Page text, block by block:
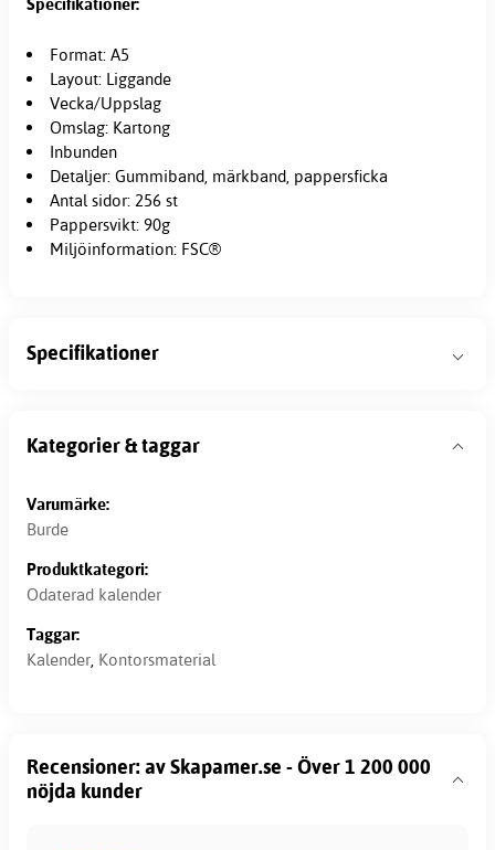
Format: A5
Layout: Liggande
Vecka/Uppslag
Omslag: Kartong
Inbunden
Detaljer: Gummiband, märkband, pappersficka
Antal sidor: 256 st
Pappersvikt: 90g
Miljöinformation: FSC®
Specifikationer
Kategorier & taggar
Varumärke:
Burde
Produktkategori:
Odaterad kalender
Taggar:
Kalender, Kontorsmaterial
Recensioner: av Skapamer.se - Över 1 200 000
nöjda kunder